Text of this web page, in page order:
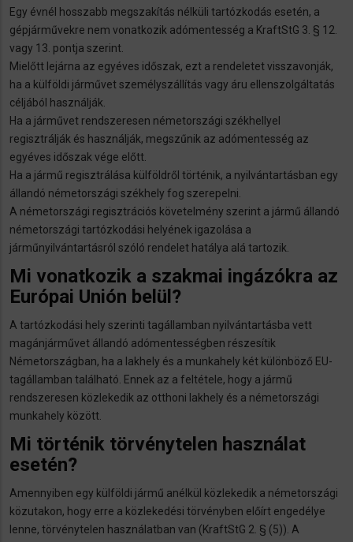
Egy évnél hosszabb megszakítás nélküli tartózkodás esetén, a
gépjárművekre nem vonatkozik adómentesség a KraftStG 3. § 12.
vagy 13. pontja szerint.
Mielőtt lejárna az egyéves időszak, ezt a rendeletet visszavonják,
ha a külföldi járművet személyszállítás vagy áru ellenszolgáltatás
céljából használják.
Ha a járművet rendszeresen németországi székhellyel
regisztrálják és használják, megszűnik az adómentesség az
egyéves időszak vége előtt.
Ha a jármű regisztrálása külföldről történik, a nyilvántartásban egy
állandó németországi székhely fog szerepelni.
A németországi regisztrációs követelmény szerint a jármű állandó
németországi tartózkodási helyének igazolása a
járműnyilvántartásról szóló rendelet hatálya alá tartozik.
Mi vonatkozik a szakmai ingázókra az
Európai Unión belül?
A tartózkodási hely szerinti tagállamban nyilvántartásba vett
magánjárművet állandó adómentességben részesítik
Németországban, ha a lakhely és a munkahely két különböző EU-
tagállamban található. Ennek az a feltétele, hogy a jármű
rendszeresen közlekedik az otthoni lakhely és a németországi
munkahely között.
Mi történik törvénytelen használat
esetén?
Amennyiben egy külföldi jármű anélkül közlekedik a németországi
közutakon, hogy erre a közlekedési törvényben előírt engedélye
lenne, törvénytelen használatban van (KraftStG 2. § (5)). A